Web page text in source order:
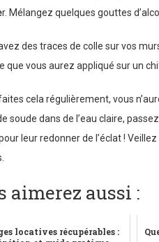
r. Mélangez quelques gouttes
des traces de colle sur vos
que vous aurez appliqué sur un
cela régulièrement, vous
soude dans de l’eau claire,
leur redonner de l’éclat !
aimerez aussi :
locatives récupérables :